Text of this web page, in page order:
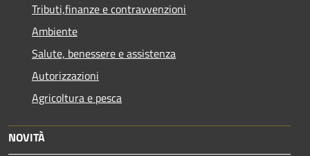
Tributi,finanze e contravvenzioni
Ambiente
Salute, benessere e assistenza
Autorizzazioni
Agricoltura e pesca
NOVITÀ